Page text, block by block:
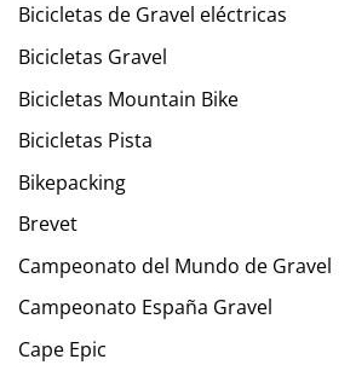
Bicicletas de Gravel eléctricas
Bicicletas Gravel
Bicicletas Mountain Bike
Bicicletas Pista
Bikepacking
Brevet
Campeonato del Mundo de Gravel
Campeonato España Gravel
Cape Epic